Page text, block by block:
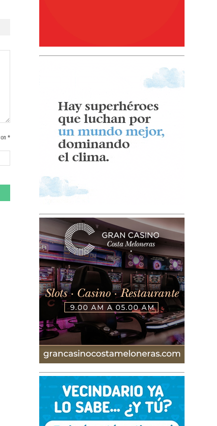
*